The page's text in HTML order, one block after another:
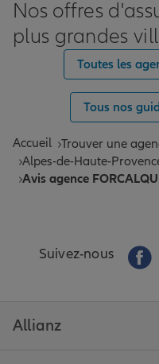
Nos offres
plus grandes
Toutes les
Tous nos
Accueil Trouver une
Alpes-de-Haute-
Avis agence
Suivez-nous
Allianz